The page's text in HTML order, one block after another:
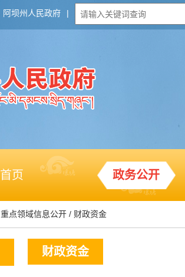
阿坝州人民政府 |
首页 政务公开
重点领域信息公开 / 财政资金
财政资金